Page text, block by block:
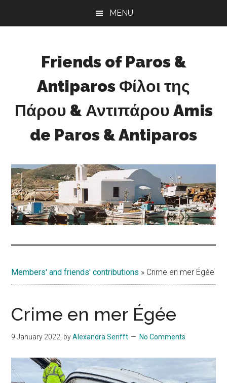
MENU
Friends of Paros &
Antiparos Φίλοι της
Πάρου & Αντιπάρου Amis
de Paros & Antiparos
development
for
Paros
&
Antiparos
Members' and friends' contributions » Crime en mer Égée
Crime en mer Égée
9 January 2022, byAlexandra Senfft No Comments